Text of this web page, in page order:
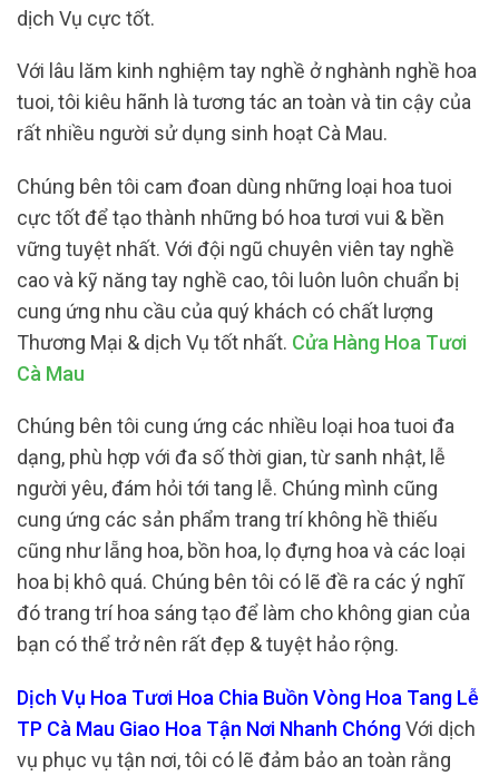
dịch Vụ cực tốt.
Với lâu lăm kinh nghiệm tay nghề ở nghành nghề hoa
tuoi, tôi kiêu hãnh là tương tác an toàn và tin cậy của
rất nhiều người sử dụng sinh hoạt Cà Mau.
Chúng bên tôi cam đoan dùng những loại hoa tuoi
cực tốt để tạo thành những bó hoa tươi vui & bền
vững tuyệt nhất. Với đội ngũ chuyên viên tay nghề
cao và kỹ năng tay nghề cao, tôi luôn luôn chuẩn bị
cung ứng nhu cầu của quý khách có chất lượng
Thương Mại & dịch Vụ tốt nhất. Cửa Hàng Hoa Tươi
Cà Mau
Chúng bên tôi cung ứng các nhiều loại hoa tuoi đa
dạng, phù hợp với đa số thời gian, từ sanh nhật, lễ
người yêu, đám hỏi tới tang lễ. Chúng mình cũng
cung ứng các sản phẩm trang trí không hề thiếu
cũng như lẵng hoa, bồn hoa, lọ đựng hoa và các loại
hoa bị khô quá. Chúng bên tôi có lẽ đề ra các ý nghĩ
đó trang trí hoa sáng tạo để làm cho không gian của
bạn có thể trở nên rất đẹp & tuyệt hảo rộng.
Dịch Vụ Hoa Tươi Hoa Chia Buồn Vòng Hoa Tang Lễ
TP Cà Mau Giao Hoa Tận Nơi Nhanh ChóngVới dịch
vụ phục vụ tận nơi, tôi có lẽ đảm bảo an toàn rằng